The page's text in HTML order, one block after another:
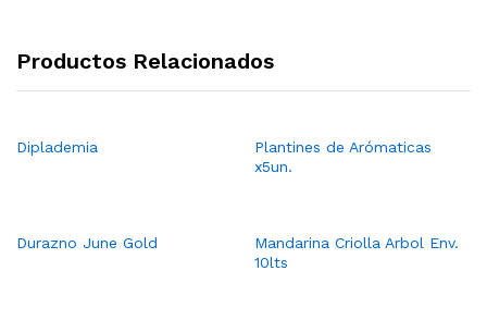
Productos Relacionados
Diplademia
Plantines de Arómaticas
x5un.
Durazno June Gold
Mandarina Criolla Arbol Env.
10lts